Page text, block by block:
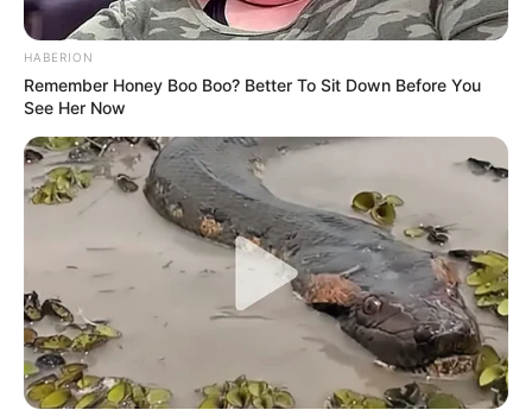
Als romantisches Tal bildet der Mittelrhein
als 60 Burgen und Schlössern sowie an
den Hängen klebenden kleinen Weinbauernstädten eine
einzigartige Landschaft.
Kostenlose Reiseführer
Weitere Sehenswürdigkeiten und Ausflugsziele in
der Eifel, die auch von den Seitenbesuchern
eingetragen wurden :
HABERION
Remember Honey Boo Boo? Better To Sit Down Before You
See Her Now